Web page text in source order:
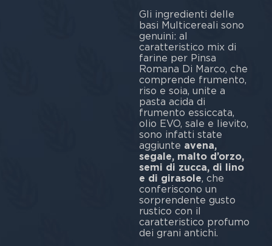
Gli ingredienti delle
basi Multicereali sono
genuini: al
caratteristico mix di
farine per Pinsa
Romana Di Marco, che
comprende frumento,
riso e soia, unite a
pasta acida di
frumento essiccata,
olio EVO, sale e lievito,
sono infatti state
aggiunte avena,
segale, malto d’orzo,
semi di zucca, di lino
e di girasole, che
conferiscono un
sorprendente gusto
rustico con il
caratteristico profumo
dei grani antichi.